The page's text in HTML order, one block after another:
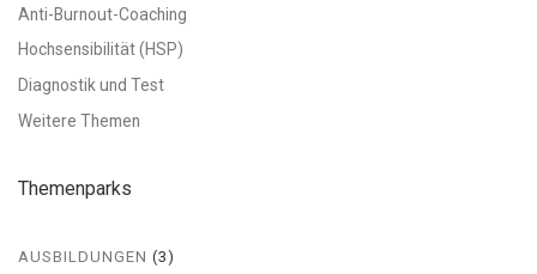
Anti-Burnout-Coaching
Hochsensibilität (HSP)
Diagnostik und Test
Weitere Themen
Themenparks
AUSBILDUNGEN (3)